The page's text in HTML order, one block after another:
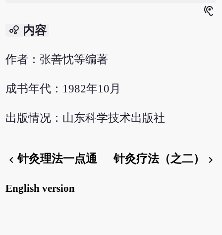
hearing
bubble_chart 内容
作者：张善忱等编著
成书年代：1982年10月
出版情况：山东科学技术出版社
chevron_left针灸理法一点通 针灸疗法（之二） chevron_right
English version